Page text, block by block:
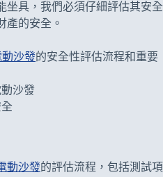
坐具，我們必須仔細評估其安全
產的安全。
沙發的安全性評估流程和重要
沙發
動沙發的評估流程，包括測試項